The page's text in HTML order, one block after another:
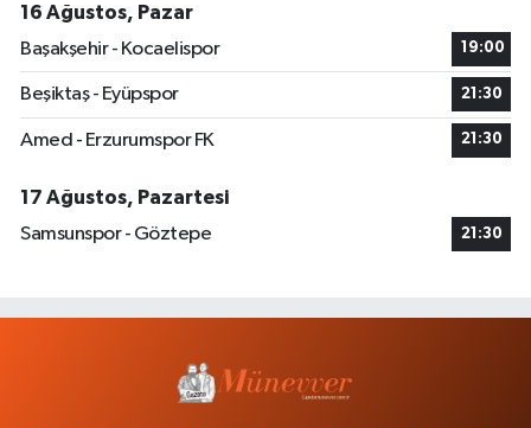
16 Ağustos, Pazar
Başakşehir - Kocaelispor
19:00
Beşiktaş - Eyüpspor 21:30
Amed - Erzurumspor FK 21:30
17 Ağustos, Pazartesi
Samsunspor - Göztepe
21:30